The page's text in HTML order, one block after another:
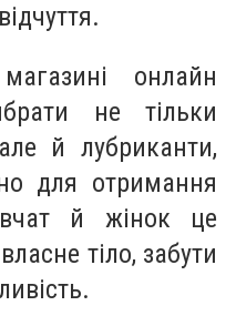
онлайн
не тільки
й лубриканти,
для отримання
й жінок це
тіло, забути